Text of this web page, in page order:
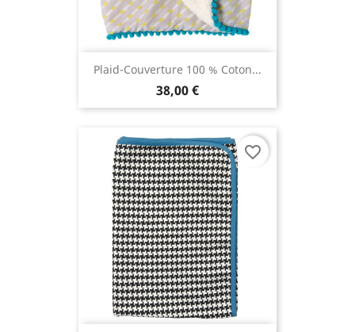
Plaid-Couverture 100 % Coton...
38,00 €
favorite_border